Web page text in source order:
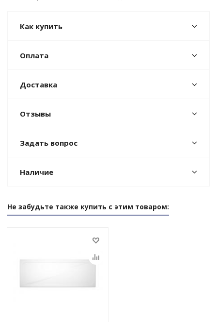
Как купить
Оплата
Доставка
Отзывы
Задать вопрос
Наличие
Не забудьте также купить с этим товаром: